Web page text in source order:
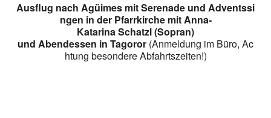
Ausflug nach Agüimes mit Serenade und Adventssi
ngen in der Pfarrkirche mit Anna-
Katarina Schatzl (Sopran)
und Abendessen in Tagoror (Anmeldung im Büro, Ac
htung besondere Abfahrtszeiten!)